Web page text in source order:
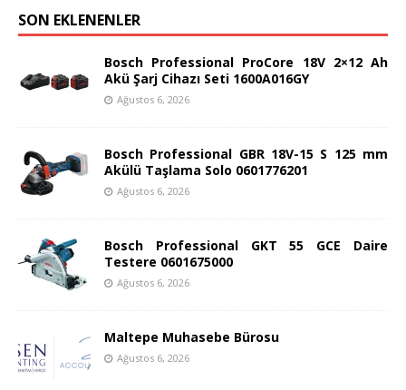
SON EKLENENLER
Bosch Professional ProCore 18V 2×12 Ah
Akü Şarj Cihazı Seti 1600A016GY
Ağustos 6, 2026
Bosch Professional GBR 18V-15 S 125 mm
Akülü Taşlama Solo 0601776201
Ağustos 6, 2026
Bosch Professional GKT 55 GCE Daire
Testere 0601675000
Ağustos 6, 2026
Maltepe Muhasebe Bürosu
Ağustos 6, 2026